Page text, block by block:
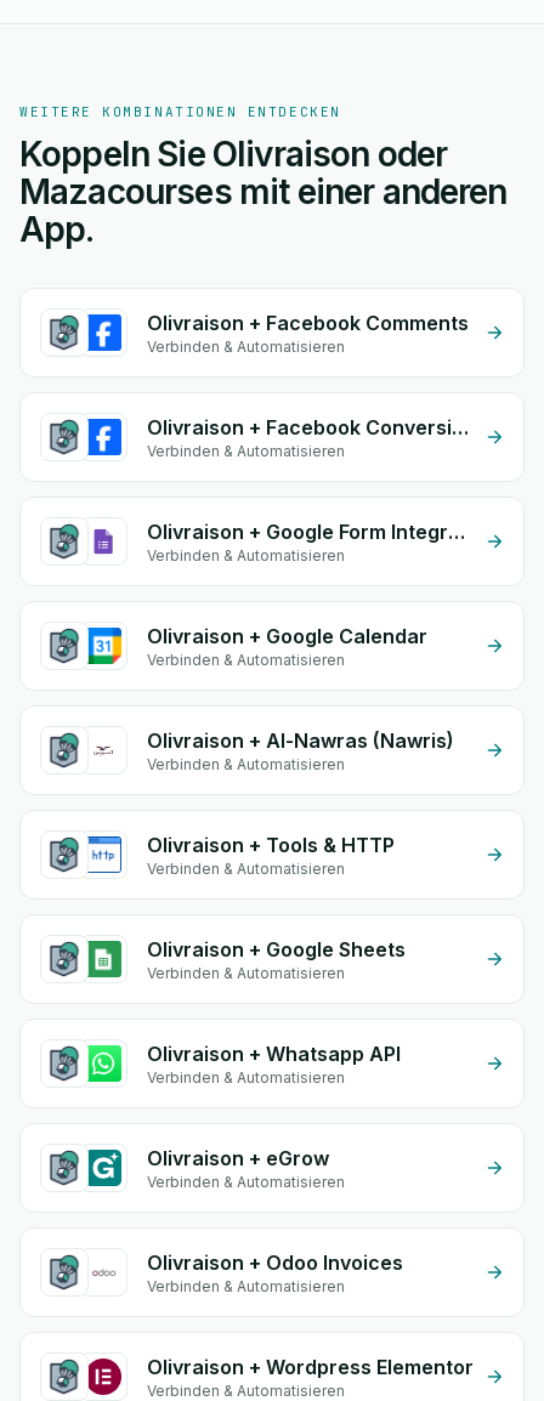
WEITERE KOMBINATIONEN ENTDECKEN
Koppeln Sie Olivraison oder
Mazacourses mit einer anderen
App.
Olivraison + Facebook Comments
Verbinden & Automatisieren
Olivraison + Facebook Conversion API (CAPI)
Verbinden & Automatisieren
Olivraison + Google Form Integration
Verbinden & Automatisieren
Olivraison + Google Calendar
Verbinden & Automatisieren
Olivraison + Al-Nawras (Nawris)
Verbinden & Automatisieren
Olivraison + Tools & HTTP
Verbinden & Automatisieren
Olivraison + Google Sheets
Verbinden & Automatisieren
Olivraison + Whatsapp API
Verbinden & Automatisieren
Olivraison + eGrow
Verbinden & Automatisieren
Olivraison + Odoo Invoices
Verbinden & Automatisieren
Olivraison + Wordpress Elementor
Verbinden & Automatisieren